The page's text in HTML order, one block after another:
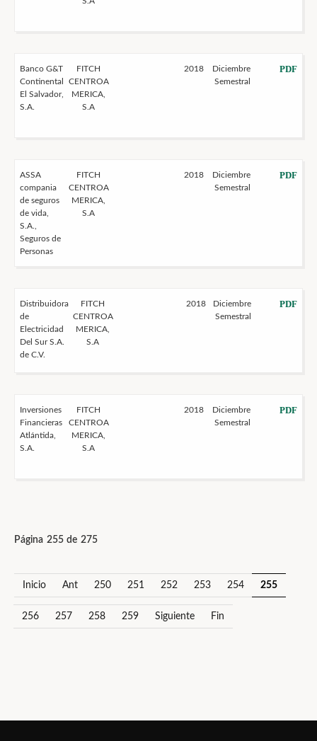
Banco G&T
Continental
El Salvador,
S.A.
FITCH
CENTROA
MERICA,
S.A
2018
Diciembre
Semestral
PDF
ASSA
compania
de seguros
de vida,
S.A.,
Seguros de
Personas
FITCH
CENTROA
MERICA,
S.A
2018
Diciembre
Semestral
PDF
Distribuidora
de
Electricidad
Del Sur S.A.
de C.V.
FITCH
CENTROA
MERICA,
S.A
2018
Diciembre
Semestral
PDF
Inversiones
Financieras
Atlántida,
S.A.
FITCH
CENTROA
MERICA,
S.A
2018
Diciembre
Semestral
PDF
Página 255 de 275
Inicio Ant 250 251 252 253 254 255
256 257 258 259 Siguiente Fin